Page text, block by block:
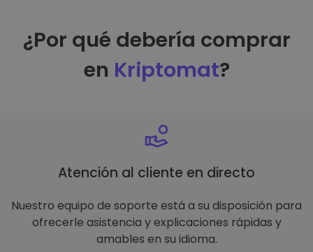
¿Por qué debería comprar
en Kriptomat?
Atención al cliente en directo
Nuestro equipo de soporte está a su disposición para
ofrecerle asistencia y explicaciones rápidas y
amables en su idioma.